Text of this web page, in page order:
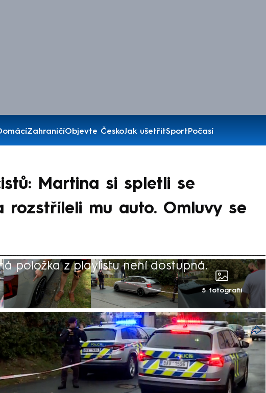
ZahraničíObjevte ČeskoJak ušetřitSportPočasí
Martina si spletli se
rozstříleli mu auto. Omluvy se
položka z playlistu není dostupná.
5 fotografií
vedla k tomu, že policisté Martinu Němcovi
seděl. On poté skončil v péči psychologa. I
už více než dva roky, dodnes se mu nikdo